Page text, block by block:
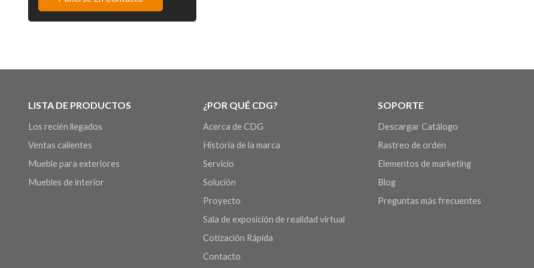
LISTA DE PRODUCTOS
Los recién llegados
Ventas calientes
Mueble para exteriores
Muebles de interior
¿POR QUÉ CDG?
Acerca de CDG
Historia de la marca
Servicio
Solución
Proyecto
Sala de exposición de realidad virtual
Cotización Rápida
Contacto
SOPORTE
Descargar Catálogo
Rastreo de orden
Elementos de marketing
Blog
Preguntas más frecuentes